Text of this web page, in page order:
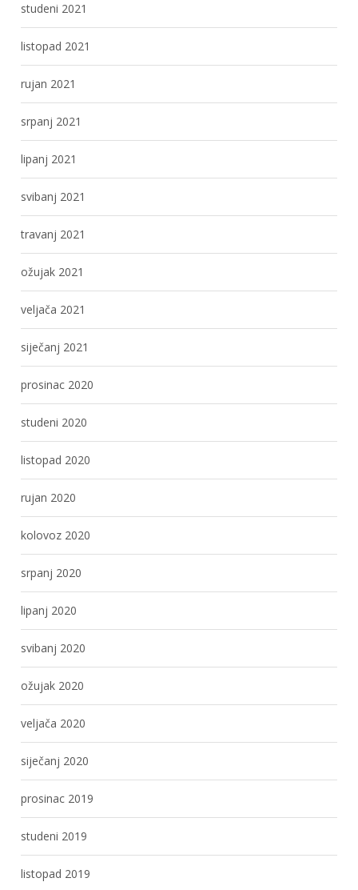
studeni 2021
listopad 2021
rujan 2021
srpanj 2021
lipanj 2021
svibanj 2021
travanj 2021
ožujak 2021
veljača 2021
siječanj 2021
prosinac 2020
studeni 2020
listopad 2020
rujan 2020
kolovoz 2020
srpanj 2020
lipanj 2020
svibanj 2020
ožujak 2020
veljača 2020
siječanj 2020
prosinac 2019
studeni 2019
listopad 2019